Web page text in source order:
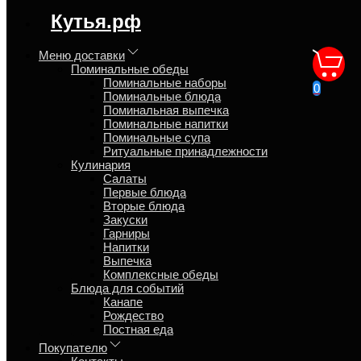
регион доставки:
Кутья.рф
Меню доставки
Поминальные обеды
Поминальные наборы
Поминальные блюда
Поминальная выпечка
Поминальные напитки
Поминальные супа
Ритуальные принадлежности
Кулинария
Салаты
Первые блюда
Вторые блюда
Закуски
Гарниры
Напитки
Выпечка
Комплексные обеды
Блюда для событий
Канапе
Рождество
Постная еда
Покупателю
0
Рецепт
Первые блюда
Суп гороховый
Горох сушёный - 300 г (хорошо промыть, замочить 2ч)
Рёбрышки копчёные - 1 кг
Сосиски (колбаски) копчёные - 2-3 шт.
В кипящую воду опустить рёбрышки и добавить горох.
Варить на небольшом огне 60-70 минут.
Достать рёбрышки для отделения мясо от костей